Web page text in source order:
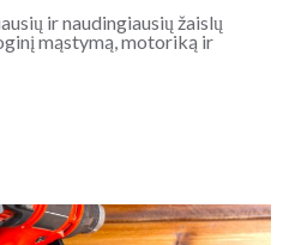
ir naudingiausių žaislų
mąstymą, motoriką ir